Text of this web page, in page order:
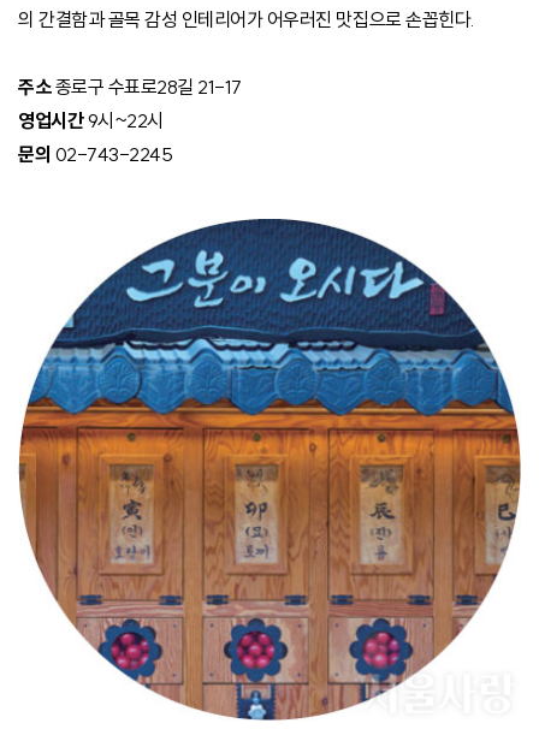
의 간결함과 골목 감성 인테리어가 어우러진 맛집으로 손꼽힌다.
주소종로구 수표로28길 21-17
영업시간9시~22시
문의 02-743-2245